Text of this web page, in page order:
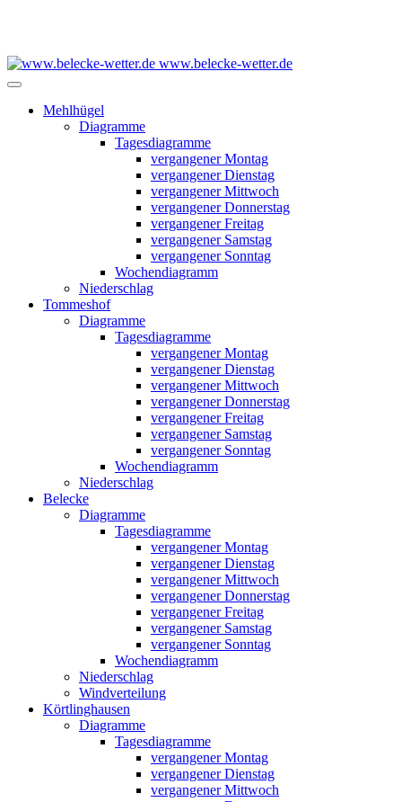
www.belecke-wetter.de
Mehlhügel
Diagramme
Tagesdiagramme
vergangener Montag
vergangener Dienstag
vergangener Mittwoch
vergangener Donnerstag
vergangener Freitag
vergangener Samstag
vergangener Sonntag
Wochendiagramm
Niederschlag
Tommeshof
Diagramme
Tagesdiagramme
vergangener Montag
vergangener Dienstag
vergangener Mittwoch
vergangener Donnerstag
vergangener Freitag
vergangener Samstag
vergangener Sonntag
Wochendiagramm
Niederschlag
Belecke
Diagramme
Tagesdiagramme
vergangener Montag
vergangener Dienstag
vergangener Mittwoch
vergangener Donnerstag
vergangener Freitag
vergangener Samstag
vergangener Sonntag
Wochendiagramm
Niederschlag
Windverteilung
Körtlinghausen
Diagramme
Tagesdiagramme
vergangener Montag
vergangener Dienstag
vergangener Mittwoch